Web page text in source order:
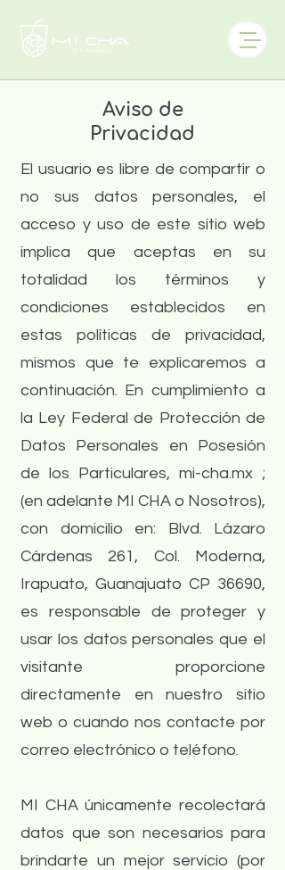
Aviso de
Privacidad
El usuario es libre de compartir o
no sus datos personales, el
acceso y uso de este sitio web
implica que aceptas en su
totalidad los términos y
condiciones establecidos en
estas políticas de privacidad,
mismos que te explicaremos a
continuación. En cumplimiento a
la Ley Federal de Protección de
Datos Personales en Posesión
de los Particulares, mi-cha.mx ;
(en adelante MI CHA o Nosotros),
con domicilio en: Blvd. Lázaro
Cárdenas 261, Col. Moderna,
Irapuato, Guanajuato CP 36690,
es responsable de proteger y
usar los datos personales que el
visitante proporcione
directamente en nuestro sitio
web o cuando nos contacte por
correo electrónico o teléfono.
MI CHA únicamente recolectará
datos que son necesarios para
brindarte un mejor servicio (por